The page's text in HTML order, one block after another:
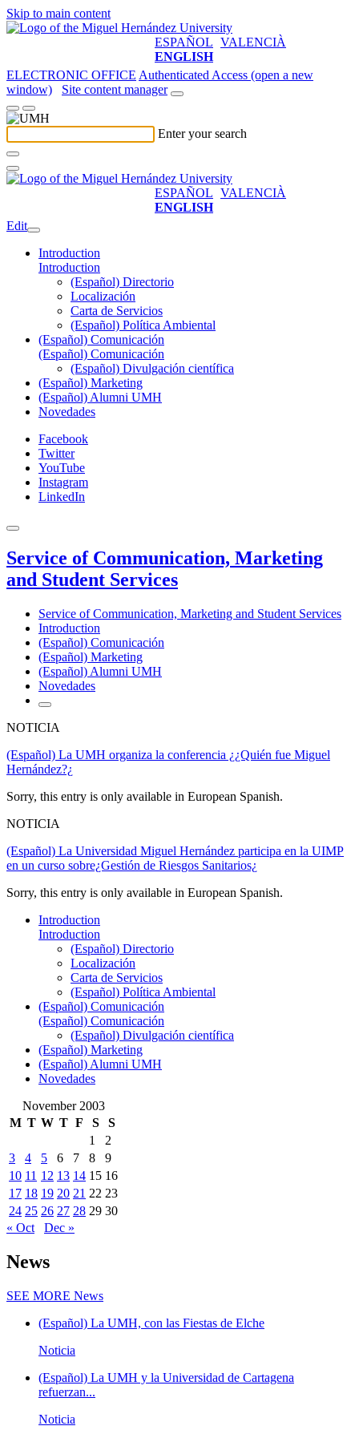
Skip to main content
ESPAÑOL VALENCIÀ
ENGLISH
ELECTRONIC OFFICE Authenticated Access (open a new
window)
Site content manager
Enter your search
ESPAÑOL VALENCIÀ
ENGLISH
Edit
Introduction
Introduction
(Español) Directorio
Localización
Carta de Servicios
(Español) Política Ambiental
(Español) Comunicación
(Español) Comunicación
(Español) Divulgación científica
(Español) Marketing
(Español) Alumni UMH
Novedades
Facebook
Twitter
YouTube
Instagram
LinkedIn
Service of Communication, Marketing
and Student Services
Service of Communication, Marketing and Student Services
Introduction
(Español) Comunicación
(Español) Marketing
(Español) Alumni UMH
Novedades
NOTICIA
(Español) La UMH organiza la conferencia ¿¿Quién fue Miguel
Hernández?¿
Sorry, this entry is only available in European Spanish.
NOTICIA
(Español) La Universidad Miguel Hernández participa en la UIMP
en un curso sobre¿Gestión de Riesgos Sanitarios¿
Sorry, this entry is only available in European Spanish.
Introduction
Introduction
(Español) Directorio
Localización
Carta de Servicios
(Español) Política Ambiental
(Español) Comunicación
(Español) Comunicación
(Español) Divulgación científica
(Español) Marketing
(Español) Alumni UMH
Novedades
November 2003
M T W T F S
S
1
2
3
4 5 6 7 8
9
10 11 12 13 14 15 16
17 18 19 20 21 22 23
24 25 26 27 28 29 30
« Oct
Dec »
News
SEE MORE News
(Español) La UMH, con las Fiestas de Elche
Noticia
(Español) La UMH y la Universidad de Cartagena
refuerzan...
Noticia